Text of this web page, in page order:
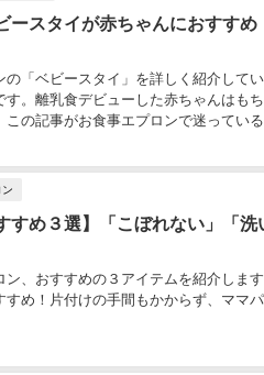
ースタイが赤ちゃんにおすすめ
の「ベビースタイ」を詳しく紹介して
す。離乳食デビューした赤ちゃんはも
の記事がお食事エプロンで迷ってい
ン
すめ３選】「こぼれない」「
ン、おすすめの３アイテムを紹介しま
すめ！片付けの手間もかからず、ママ